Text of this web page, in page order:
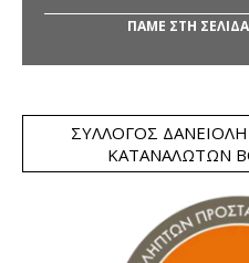
ΠΑΜΕ ΣΤΗ
ΣΎΛΛΟΓΟΣ
ΚΑΤΑΝΑΛΩΤΏΝ